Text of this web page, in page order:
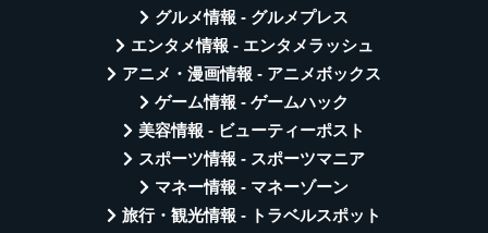
グルメ情報 - グルメプレス
エンタメ情報 - エンタメラッシュ
アニメ・漫画情報 - アニメボックス
ゲーム情報 - ゲームハック
美容情報 - ビューティーポスト
スポーツ情報 - スポーツマニア
マネー情報 - マネーゾーン
旅行・観光情報 - トラベルスポット